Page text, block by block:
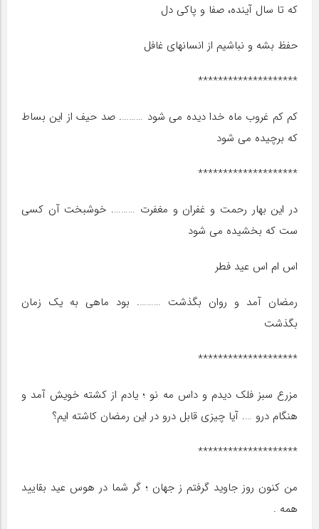
که تا سال آینده، صفا و پاکی دل
حفظ بشه و نباشیم از انسانهای غافل
********************
کم کم غروب ماه خدا دیده می شود ………. صد حیف از این بساط
که برچیده می شود
********************
در این بهار رحمت و غفران و مغفرت ………. خوشبخت آن کسی
ست که بخشیده می شود
اس ام اس عید فطر
رمضان آمد و روان بگذشت ………. بود ماهی به یک زمان
بگذشت
********************
مزرع سبز فلک دیدم و داس مه نو ؛ یادم از کشته خویش آمد و
هنگام درو …. آیا چیزی قابل درو در این رمضان کاشته ایم؟
********************
من کنون روز جاوید گرفتم ز جهان ؛ گر شما در هوس عید بقایید
همه .